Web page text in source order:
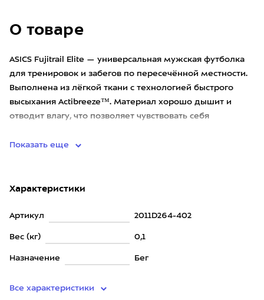
О товаре
ASICS Fujitrail Elite — универсальная мужская футболка
для тренировок и забегов по пересечённой местности.
Выполнена из лёгкой ткани с технологией быстрого
высыхания Actibreeze™. Материал хорошо дышит и
отводит влагу, что позволяет чувствовать себя
Показать еще
Характеристики
Артикул 2011D264-402
Вес (кг) 0,1
Назначение Бег
Все характеристики